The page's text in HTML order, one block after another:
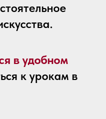
в удобном
к урокам в